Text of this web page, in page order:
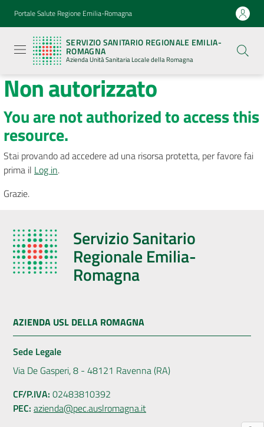
Vai al contenuto
Vai alla navigazione
Vai al footer
Portale Salute Regione Emilia-Romagna
SERVIZIO SANITARIO REGIONALE EMILIA-
ROMAGNA
Azienda Unità Sanitaria Locale della Romagna
Sanitario
Regionale
Emilia-
Romagna
Azienda
Unità
Sanitaria
Romagna
Azienda
Servizi
Luoghi
di
cura
Menu selezionato
Carta
dei
Non autorizzato
You are not authorized to access this
resource.
Stai provando ad accedere ad una risorsa protetta, per favore fai
prima il Log in.
Grazie.
Servizio Sanitario
Regionale Emilia-
Romagna
AZIENDA USL DELLA ROMAGNA
Sede Legale
Via De Gasperi, 8 - 48121 Ravenna (RA)
CF/P.IVA: 02483810392
PEC: azienda@pec.auslromagna.it